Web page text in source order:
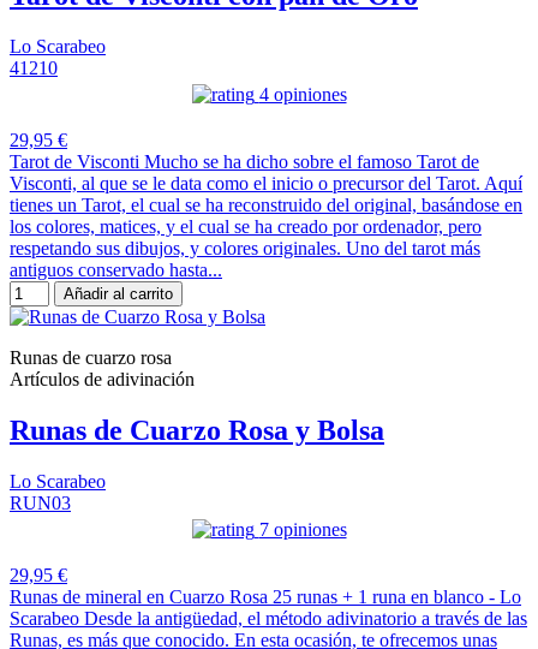
Lo Scarabeo
41210
4 opiniones
29,95 €
Tarot de Visconti Mucho se ha dicho sobre el famoso Tarot de
Visconti, al que se le data como el inicio o precursor del Tarot. Aquí
tienes un Tarot, el cual se ha reconstruido del original, basándose en
los colores, matices, y el cual se ha creado por ordenador, pero
respetando sus dibujos, y colores originales. Uno del tarot más
antiguos conservado hasta...
Añadir al carrito
Runas de cuarzo rosa
Artículos de adivinación
Runas de Cuarzo Rosa y Bolsa
Lo Scarabeo
RUN03
7 opiniones
29,95 €
Runas de mineral en Cuarzo Rosa 25 runas + 1 runa en blanco - Lo
Scarabeo Desde la antigüedad, el método adivinatorio a través de las
Runas, es más que conocido. En esta ocasión, te ofrecemos unas